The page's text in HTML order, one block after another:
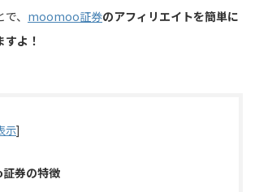
、 moomoo証券のアフィリエイトを簡単に
よ！
示]
券の特徴